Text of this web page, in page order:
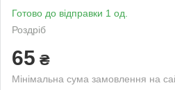
Готово до відправки 1 од.
Роздріб
65 ₴
Мінімальна сума замовлення на